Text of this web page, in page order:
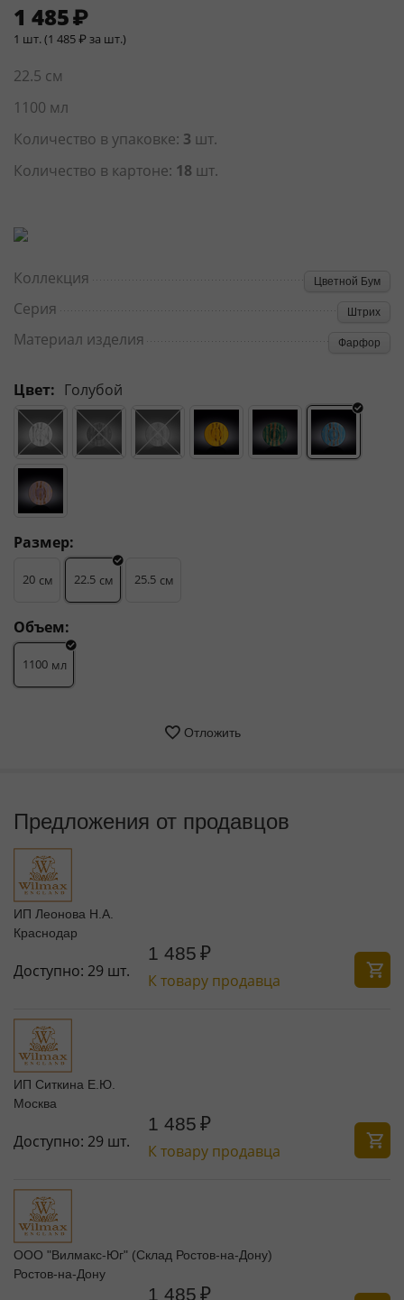
1 485₽
1 шт. (1 485₽за шт.)
22.5 см
1100 мл
Количество в упаковке: 3 шт.
Количество в картоне: 18 шт.
Коллекция Цветной Бум
Серия Штрих
Материал изделия Фарфор
Цвет: Голубой
Размер:
20 см 22.5 см 25.5 см
Объем:
1100 мл
Отложить
Предложения от продавцов
ИП Леонова Н.А.
Краснодар
Доступно: 29 шт.
1 485 ₽
К товару продавца
ИП Ситкина Е.Ю.
Москва
Доступно: 29 шт.
1 485 ₽
К товару продавца
ООО "Вилмакс-Юг" (Склад Ростов-на-Дону)
Ростов-на-Дону
1 485 ₽